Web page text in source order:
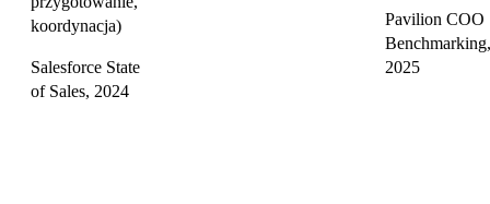
koordynacja)
Salesforce State
of Sales, 2024
Pavilion COO
Benchmarking,
2025